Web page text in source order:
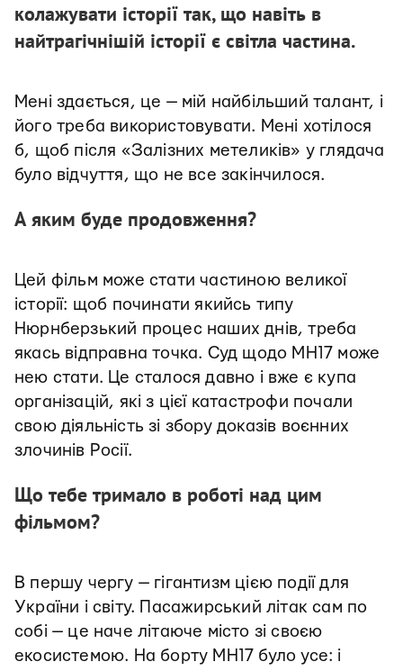
колажувати історії так, що навіть в
найтрагічнішій історії є світла частина.
Мені здається, це — мій найбільший талант, і
його треба використовувати. Мені хотілося
б, щоб після «Залізних метеликів» у глядача
було відчуття, що не все закінчилося.
А яким буде продовження?
Цей фільм може стати частиною великої
історії: щоб починати якийсь типу
Нюрнберзький процес наших днів, треба
якась відправна точка. Суд щодо MH17 може
нею стати. Це сталося давно і вже є купа
організацій, які з цієї катастрофи почали
свою діяльність зі збору доказів воєнних
злочинів Росії.
Що тебе тримало в роботі над цим
фільмом?
В першу чергу — гігантизм цією події для
України і світу. Пасажирський літак сам по
собі — це наче літаюче місто зі своєю
екосистемою. На борту MH17 було усе: і